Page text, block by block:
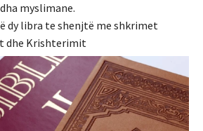
myslimane.
dy libra te shenjtë me shkrimet
dhe Krishterimit